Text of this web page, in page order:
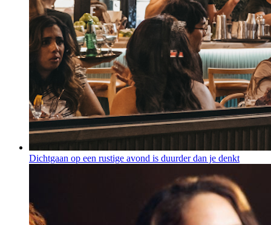
Dichtgaan op een rustige avond is duurder dan je denkt